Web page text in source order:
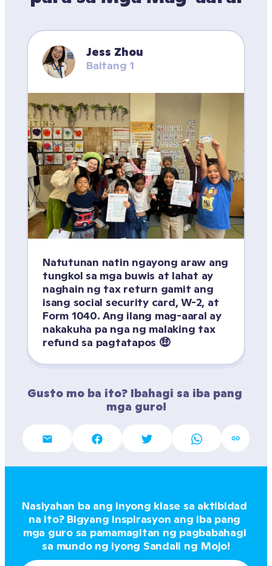
Jess Zhou
Baitang 1
Natutunan natin ngayong araw ang
tungkol sa mga buwis at lahat ay
naghain ng tax return gamit ang
isang social security card, W-2, at
Form 1040. Ang ilang mag-aaral ay
nakakuha pa nga ng malaking tax
refund sa pagtatapos 🤑
Gusto mo ba ito? Ibahagi sa iba pang
mga guro!
Nasiyahan ba ang inyong klase sa aktibidad
na ito? Bigyang inspirasyon ang iba pang
mga guro sa pamamagitan ng pagbabahagi
sa mundo ng iyong Sandali ng Mojo!